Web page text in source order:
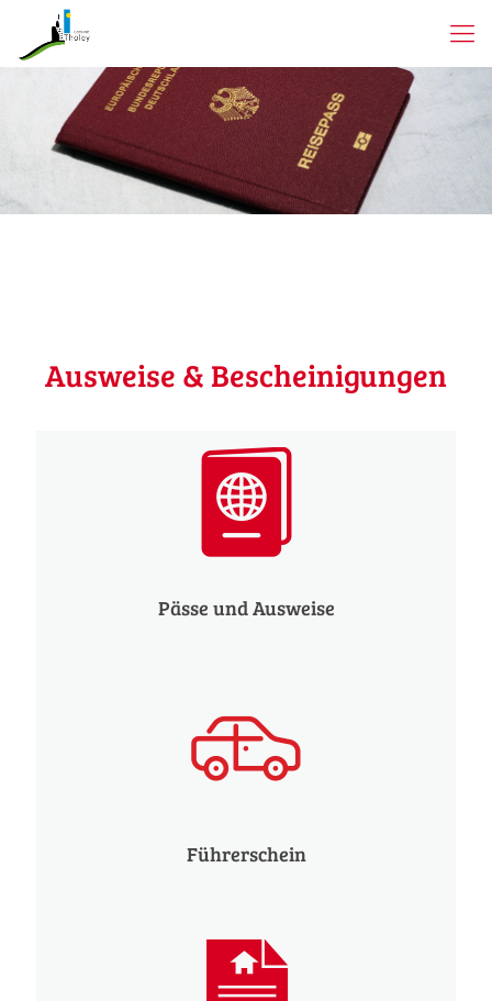
Ausweise & Bescheinigungen
Pässe und Ausweise
Führerschein